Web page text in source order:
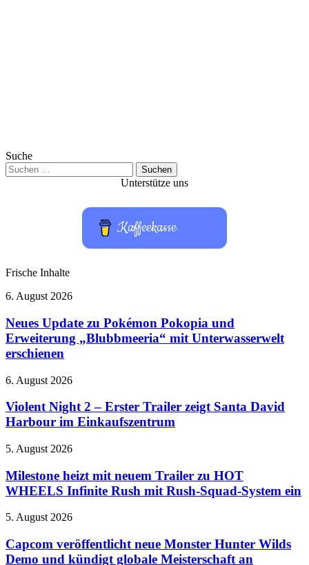
Suche
Suchen
nach:
Unterstütze uns
Kaffeekasse
Frische Inhalte
Neues
zu
Pokémon
Pokopia
und
„Blubbmeeria“
Unterwasserwelt
erschienen
6. August 2026
Neues Update zu Pokémon Pokopia und
Erweiterung „Blubbmeeria“ mit Unterwasserwelt
erschienen
Violent
2
–
Erster
zeigt
David
Harbour
Einkaufszentrum
6. August 2026
Violent Night 2 – Erster Trailer zeigt Santa David
Harbour im Einkaufszentrum
Milestone
mit
neuem
Trailer
HOT
Infinite
Rush
5. August 2026
Milestone heizt mit neuem Trailer zu HOT
WHEELS Infinite Rush mit Rush-Squad-System ein
Capcom
neue
Monster
5. August 2026
Capcom veröffentlicht neue Monster Hunter Wilds
Demo und kündigt globale Meisterschaft an